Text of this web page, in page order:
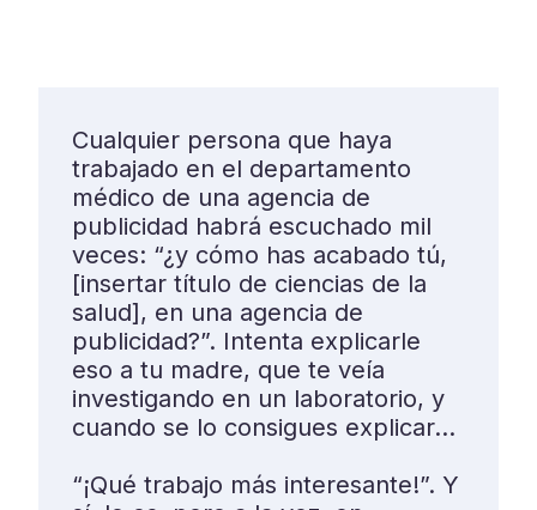
Cualquier persona que haya
trabajado en el departamento
médico de una agencia de
publicidad habrá escuchado mil
veces: “¿y cómo has acabado tú,
[insertar título de ciencias de la
salud], en una agencia de
publicidad?”. Intenta explicarle
eso a tu madre, que te veía
investigando en un laboratorio, y
cuando se lo consigues explicar…
“¡Qué trabajo más interesante!”. Y